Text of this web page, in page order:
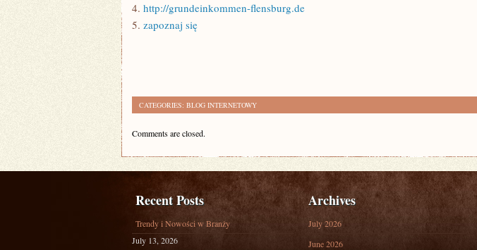
4. http://grundeinkommen-flensburg.de
5. zapoznaj się
CATEGORIES: BLOG INTERNETOWY
Comments are closed.
Recent Posts
Trendy i Nowości w Branży
July 13, 2026
Archives
July 2026
June 2026